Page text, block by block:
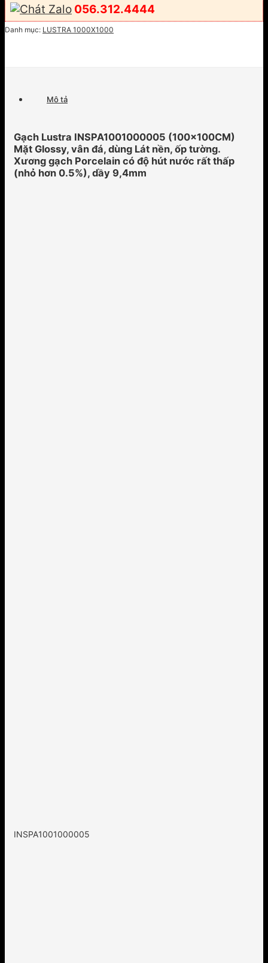
056.312.4444
Danh mục: LUSTRA 1000X1000
Mô tả
Gạch Lustra INSPA1001000005 (100x100CM)
Mặt Glossy, vân đá, dùng Lát nền, ốp tường.
Xương gạch Porcelain có độ hút nước rất thấp
(nhỏ hơn 0.5%), dầy 9,4mm
INSPA1001000005